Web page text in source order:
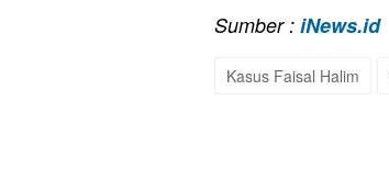
Sumber : iNews.id
Kasus Faisal Halim